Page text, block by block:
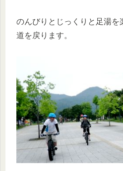
のんびりとじっくりと足湯を
道を戻ります。